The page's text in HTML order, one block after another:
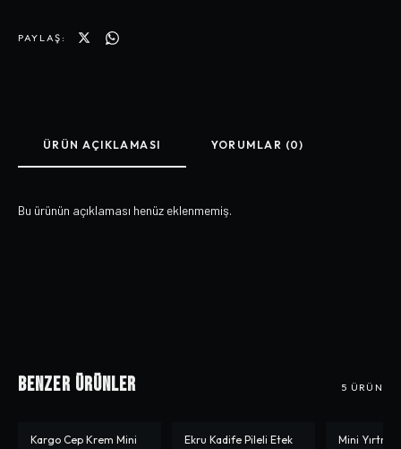
PAYLAŞ:
ÜRÜN AÇIKLAMASI YORUMLAR (0)
Bu ürünün açıklaması henüz eklenmemiş.
Benzer Ürünler 5 ÜRÜN
-%3
Kargo Cep Krem Mini
-%10
Ekru Kadife Pileli Etek -%13
Mini